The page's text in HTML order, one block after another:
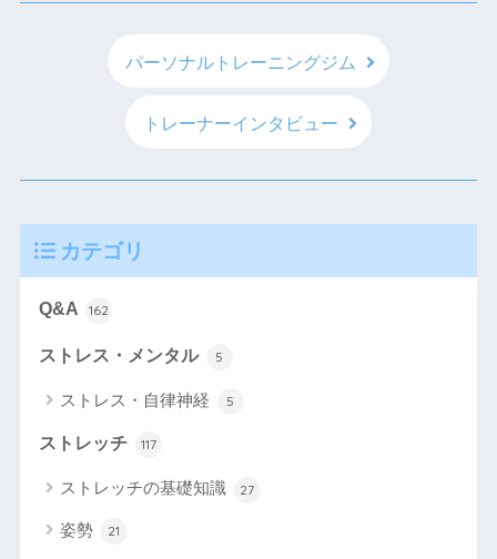
パーソナルトレーニングジム
トレーナーインタビュー
カテゴリ
Q&A 162
ストレス・メンタル 5
ストレス・自律神経 5
ストレッチ 117
ストレッチの基礎知識 27
姿勢 21